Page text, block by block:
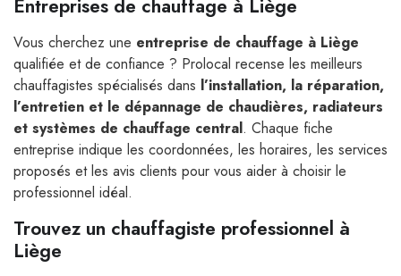
Entreprises de chauffage à Liège
Vous cherchez une entreprise de chauffage à Liège
qualifiée et de confiance ? Prolocal recense les meilleurs
chauffagistes spécialisés dans l’installation, la réparation,
l’entretien et le dépannage de chaudières, radiateurs
et systèmes de chauffage central. Chaque fiche
entreprise indique les coordonnées, les horaires, les services
proposés et les avis clients pour vous aider à choisir le
professionnel idéal.
Trouvez un chauffagiste professionnel à
Liège